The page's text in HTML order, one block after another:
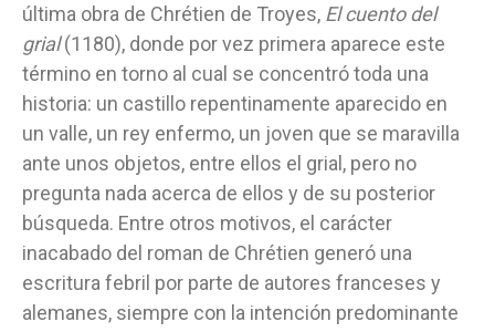
última obra de Chrétien de Troyes, El cuento del
grial(1180), donde por vez primera aparece este
término en torno al cual se concentró toda una
historia: un castillo repentinamente aparecido en
un valle, un rey enfermo, un joven que se maravilla
ante unos objetos, entre ellos el grial, pero no
pregunta nada acerca de ellos y de su posterior
búsqueda. Entre otros motivos, el carácter
inacabado del roman de Chrétien generó una
escritura febril por parte de autores franceses y
alemanes, siempre con la intención predominante